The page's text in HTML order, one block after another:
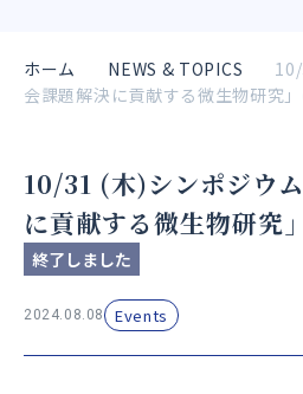
ホーム NEWS & TOPICS
会課題解決に貢献する微生物研究
10/31 (木)シンポジウ
に貢献する微生物研究
終了しました
2024.08.08 Events